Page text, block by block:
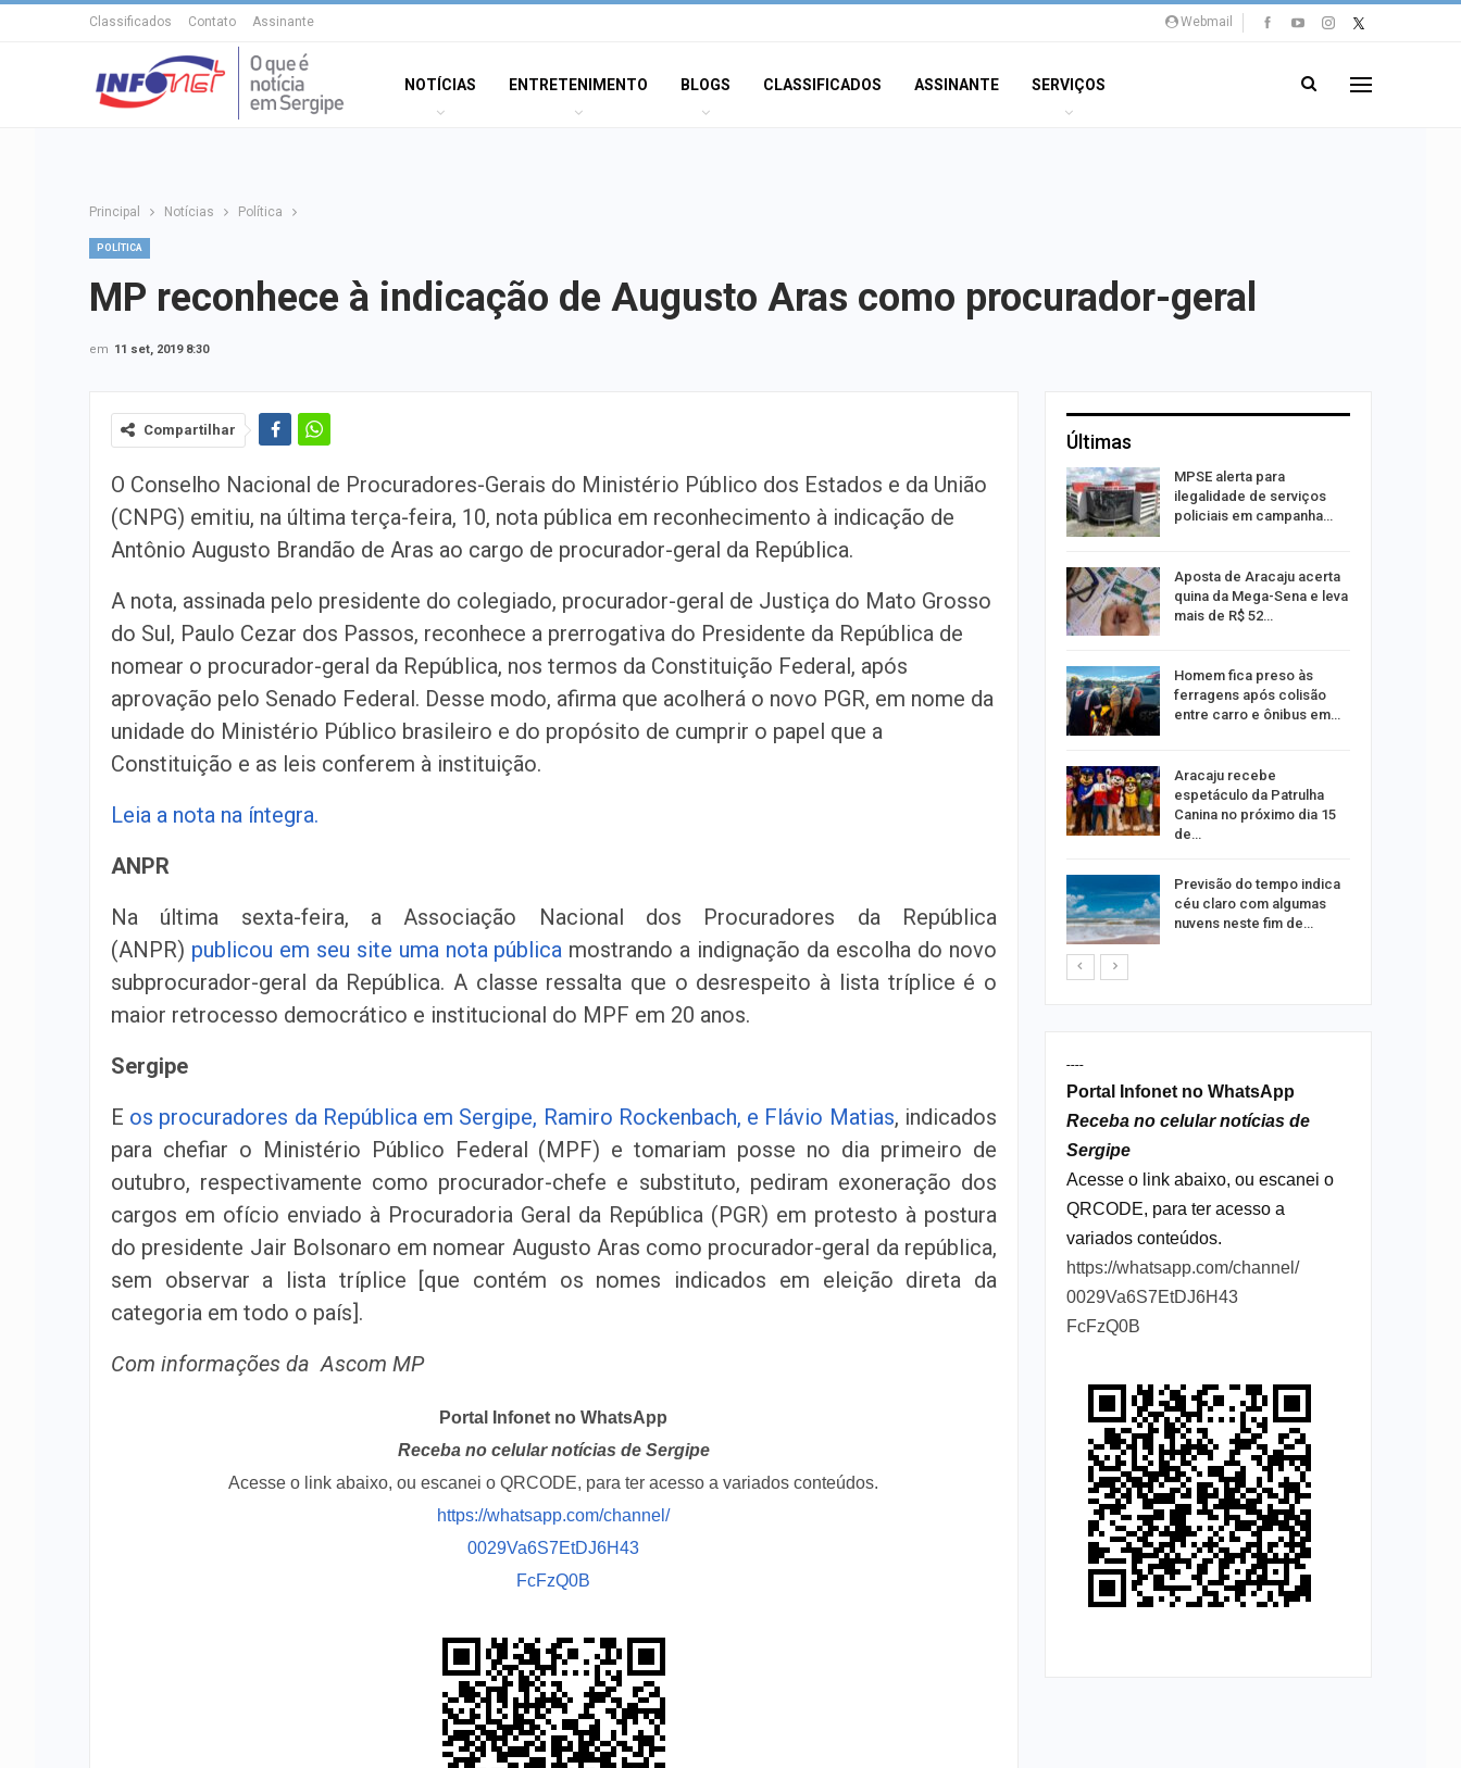
Webmail
Classificados Contato Assinante
NOTÍCIAS ENTRETENIMENTO BLOGS CLASSIFICADOS ASSINANTE SERVIÇOS
Principal Notícias Política
POLÍTICA
MP reconhece à indicação de Augusto Aras como procurador-geral
em 11 set, 2019 8:30
Compartilhar
O Conselho Nacional de Procuradores-Gerais do Ministério Público dos Estados e da União
(CNPG) emitiu, na última terça-feira, 10, nota pública em reconhecimento à indicação de
Antônio Augusto Brandão de Aras ao cargo de procurador-geral da República.
A nota, assinada pelo presidente do colegiado, procurador-geral de Justiça do Mato Grosso
do Sul, Paulo Cezar dos Passos, reconhece a prerrogativa do Presidente da República de
nomear o procurador-geral da República, nos termos da Constituição Federal, após
aprovação pelo Senado Federal. Desse modo, afirma que acolherá o novo PGR, em nome da
unidade do Ministério Público brasileiro e do propósito de cumprir o papel que a
Constituição e as leis conferem à instituição.
Leia a nota na íntegra.
ANPR
Na última sexta-feira, aAssociação Nacional dos Procuradores da República
(ANPR) publicou em seu site uma nota pública mostrando a indignação da escolha do novo
subprocurador-geral da República. A classe ressalta que o desrespeito à lista tríplice é o
maior retrocesso democrático e institucional do MPF em 20 anos.
Sergipe
E os procuradores da República em Sergipe, Ramiro Rockenbach, e Flávio Matias, indicados
para chefiar o Ministério Público Federal (MPF) e tomariam posse no dia primeiro de
outubro, respectivamente como procurador-chefe e substituto, pediram exoneração dos
cargos em ofício enviado à Procuradoria Geral da República (PGR) em protesto à postura
do presidente Jair Bolsonaro em nomear Augusto Aras como procurador-geral da república,
sem observar a lista tríplice [que contém os nomes indicados em eleição direta da
categoria em todo o país].
Com informações da Ascom MP
Portal Infonet no WhatsApp
Receba no celular notícias de Sergipe
Acesse o link abaixo, ou escanei o QRCODE, para ter acesso a variados conteúdos.
https://whatsapp.com/channel/
0029Va6S7EtDJ6H43
FcFzQ0B
Últimas
Sergipe terá possibilidade
de chuva leve durante o
fim de semana
promovem ação de
Homem é preso
investigado por estupro de
vulnerável em Sergipe
acontece nesta sexta em…
MPSE alerta para
ilegalidade de serviços
policiais em campanha…
Aposta de Aracaju acerta
quina da Mega-Sena e leva
mais de R$ 52…
Homem fica preso às
ferragens após colisão
entre carro e ônibus em…
Aracaju recebe
espetáculo da Patrulha
Canina no próximo dia 15
de…
Previsão do tempo indica
céu claro com algumas
nuvens neste fim de…
----
Portal Infonet no WhatsApp
Receba no celular notícias de
Sergipe
Acesse o link abaixo, ou escanei o
QRCODE, para ter acesso a
variados conteúdos.
https://whatsapp.com/channel/
0029Va6S7EtDJ6H43
FcFzQ0B